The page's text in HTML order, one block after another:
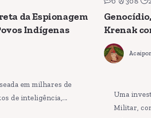
da Espionagem
Indígenas
em milhares de
de inteligência,...
Krenak
Uma
Militar,